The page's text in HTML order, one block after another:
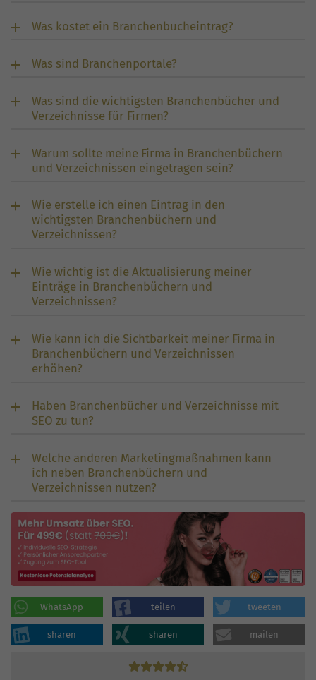
Was kostet ein Branchenbucheintrag?
Was sind Branchenportale?
Was sind die wichtigsten Branchenbücher und
Verzeichnisse für Firmen?
Warum sollte meine Firma in Branchenbüchern
und Verzeichnissen eingetragen sein?
Wie erstelle ich einen Eintrag in den
wichtigsten Branchenbüchern und
Verzeichnissen?
Wie wichtig ist die Aktualisierung meiner
Einträge in Branchenbüchern und
Verzeichnissen?
Wie kann ich die Sichtbarkeit meiner Firma in
Branchenbüchern und Verzeichnissen
erhöhen?
Haben Branchenbücher und Verzeichnisse mit
SEO zu tun?
Welche anderen Marketingmaßnahmen kann
ich neben Branchenbüchern und
Verzeichnissen nutzen?
WhatsApp teilen tweeten
sharen sharen mailen